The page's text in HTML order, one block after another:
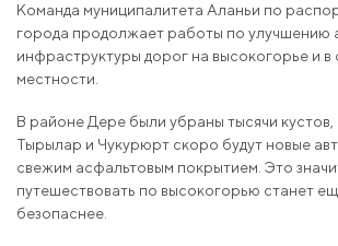
Команда муниципалитета Аланьи по
города продолжает работы по улучшению
инфраструктуры дорог на высокогорье и в
местности.
В районе Дере были убраны тысячи кустов,
Тырылар и Чукурюрт скоро будут новые
свежим асфальтовым покрытием. Это
путешествовать по высокогорью станет
безопаснее.